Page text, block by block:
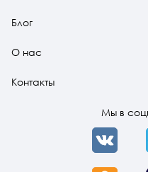
Блог
О нас
Контакты
Мы в
VK